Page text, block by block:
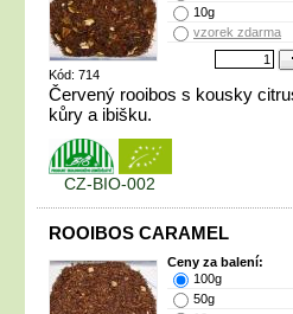
Kód: 714
10g
vzorek zdarma
Červený rooibos s kousky
kůry a ibišku.
CZ-BIO-002
ROOIBOS CARAMEL
Ceny za balení:
100g
50g